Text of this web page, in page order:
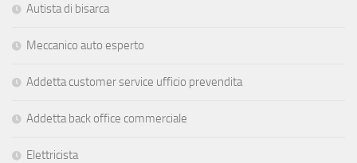
Autista di bisarca
Meccanico auto esperto
Addetta customer service ufficio prevendita
Addetta back office commerciale
Elettricista